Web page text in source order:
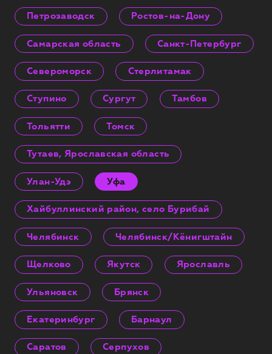
Петрозаводск Ростов-на-Дону
Самарская область Санкт-Петербург
Североморск Стерлитамак
Ступино Сургут Тамбов
Тольятти Томск
Тутаев, Ярославская область
Улан-Удэ Уфа
Хайбуллинский район, село Бурибай
Челябинск Челябинск/Кёнигштайн
Щелково Якутск Ярославль
Ульяновск Брянск
Екатеринбург Барнаул
Саратов Серпухов